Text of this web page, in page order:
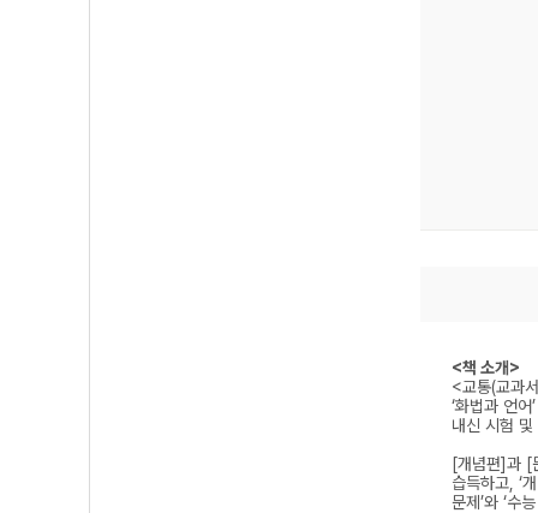
<책 소개>
<교통(교과
‘화법과 언
내신 시험
[개념편]과 [
습득하고, ‘
문제’와 ‘수